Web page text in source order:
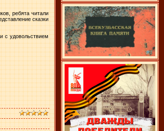
ребята читали
сказки
с удовольствием